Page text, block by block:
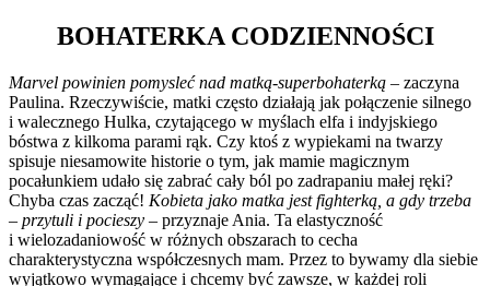
BOHATERKA CODZIENNOŚCI
Marvel powinien pomysleć nad matką-superbohaterką – zaczyna
Paulina. Rzeczywiście, matki często działają jak połączenie silnego
i walecznego Hulka, czytającego w myślach elfa i indyjskiego
bóstwa z kilkoma parami rąk. Czy ktoś z wypiekami na twarzy
spisuje niesamowite historie o tym, jak mamie magicznym
pocałunkiem udało się zabrać cały ból po zadrapaniu małej ręki?
Chyba czas zacząć! Kobieta jako matka jest fighterką, a gdy trzeba
– przytuli i pocieszy – przyznaje Ania. Ta elastyczność
i wielozadaniowość w różnych obszarach to cecha
charakterystyczna współczesnych mam. Przez to bywamy dla siebie
wyjątkowo wymagające i chcemy być zawsze, w każdej roli